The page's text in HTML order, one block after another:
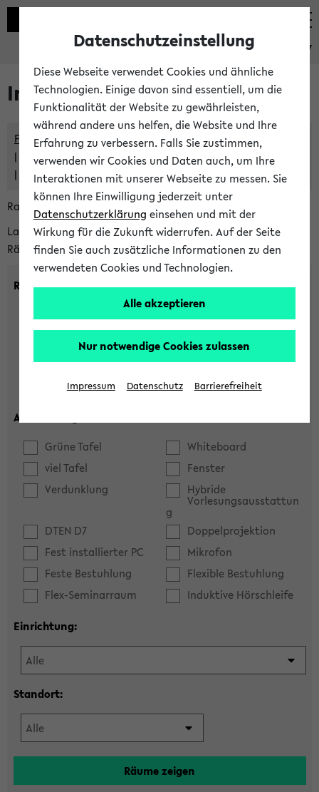
eKVV
Im eKVV verwaltete Räume
Freie Räume und Veranstaltungsüberschneidungen
Raumüberschneidungen
Hinweise der zentralen Raumvergabe
Raumanfragen:
raumvergabe@uni-bielefeld.de
Lassen Sie sich alle Räume anzeigen oder suchen Sie nach
Räumen mit bestimmten Eigenschaften:
Raumkriterien:
max. Plätze:
Ausstattung:
Grüne Tafel
Whiteboard
viel Tafel
Fenster
Verdunklung
Hybride
Vorlesungsausstattun
g
DTEN D7
Doppelprojektion
Fest installierter PC
Mikrofon
Feste Bestuhlung
Flexible Bestuhlung
Flex-Seminarraum
Induktive Hörschleife
Einrichtung:
Standort:
Datenschutzeinstellung
Diese Webseite verwendet Cookies und ähnliche
Technologien. Einige davon sind essentiell, um die
Funktionalität der Website zu gewährleisten,
während andere uns helfen, die Website und Ihre
Erfahrung zu verbessern. Falls Sie zustimmen,
verwenden wir Cookies und Daten auch, um Ihre
Interaktionen mit unserer Webseite zu messen. Sie
können Ihre Einwilligung jederzeit unter
Datenschutzerklärung einsehen und mit der
Wirkung für die Zukunft widerrufen. Auf der Seite
finden Sie auch zusätzliche Informationen zu den
verwendeten Cookies und Technologien.
Alle akzeptieren
Nur notwendige Cookies zulassen
Impressum Datenschutz Barrierefreiheit